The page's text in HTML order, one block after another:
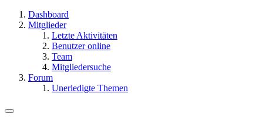
Dashboard
Mitglieder
Letzte Aktivitäten
Benutzer online
Team
Mitgliedersuche
Forum
Unerledigte Themen